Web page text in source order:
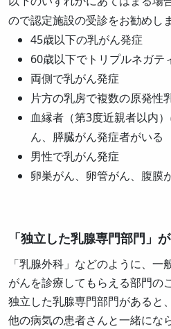
ので認定施設の受診をお勧めしま
45歳以下の乳がん発症
60歳以下でトリプルネガテ
両側で乳がん発症
片方の乳房で複数の原発性
血縁者（第3度近親者以内
ん、膵臓がん発症者がいる
男性で乳がん発症
卵巣がん、卵管がん、腹膜
「独立した乳腺専門部門」
「乳腺外科」などのように、
がんを診療してもらえる部門の
独立した乳腺専門部門があると
他の病気の患者さんと一緒にな